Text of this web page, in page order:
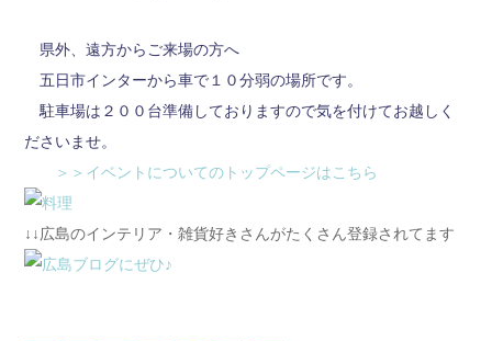
県外、遠方からご来場の方へ
五日市インターから車で１０分弱の場所です。
駐車場は２００台準備しておりますので気を付けてお越しく
ださいませ。
＞＞イベントについてのトップページはこちら
↓↓広島のインテリア・雑貨好きさんがたくさん登録されてます